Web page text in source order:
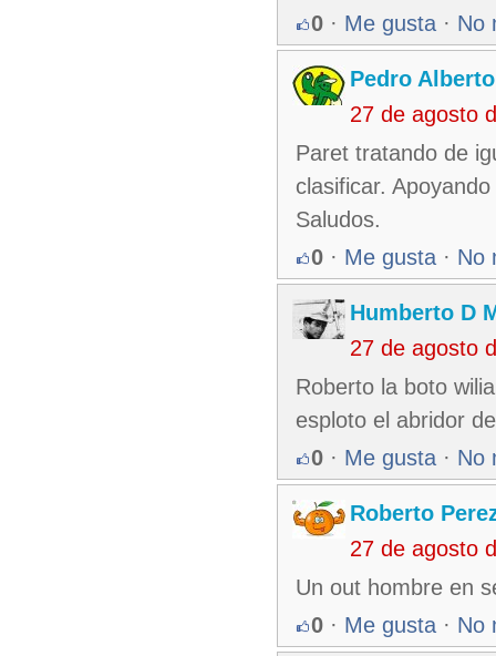
0 · Me gusta · No
Pedro
27 de agosto
Paret tratando de
clasificar.
Saludos.
0 · Me gusta · No
Humberto D
27 de agosto
Roberto la boto
esploto el abridor
0 · Me gusta · No
Roberto
27 de agosto
Un out hombre en
0 · Me gusta · No